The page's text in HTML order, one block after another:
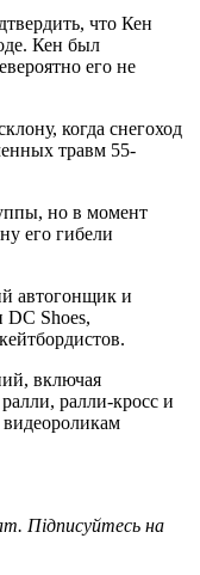
что Кен
Кен был
его не
когда снегоход
травм 55-
но в момент
его гибели
автогонщик и
DC Shoes,
включая
ралли-кросс и
Підписуйтесь на